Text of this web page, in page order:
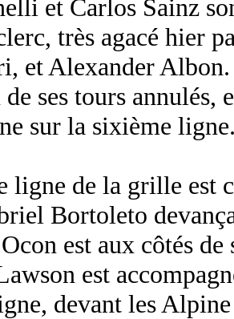
et Carlos Sainz
très agacé hier
et Alexander
ses tours annulés,
sur la sixième
ligne de la grille est
Bortoleto
est aux côtés
est
devant les